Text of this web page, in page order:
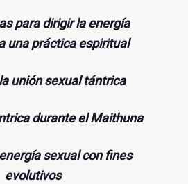
para dirigir la energía
una práctica espiritual
unión sexual tántrica
durante el Maithuna
sexual con fines
evolutivos